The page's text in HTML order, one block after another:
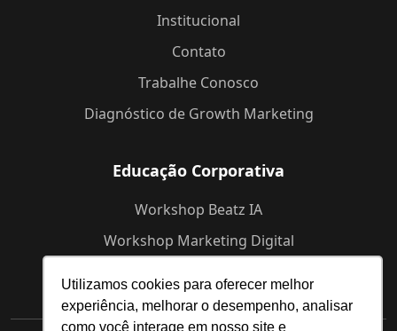
Utilizamos cookies para oferecer melhor
experiência, melhorar o desempenho, analisar
como você interage em nosso site e
Institucional
Contato
Trabalhe Conosco
Diagnóstico de Growth Marketing
Educação Corporativa
Workshop Beatz IA
Workshop Marketing Digital